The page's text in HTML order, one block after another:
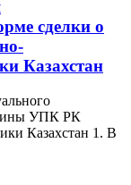
сделки о
Казахстан
вины УПК РК
Казахстан 1. В